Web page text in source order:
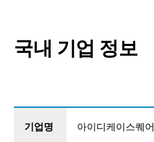
국내 기업 정보
기업명 아이디케이스퀘